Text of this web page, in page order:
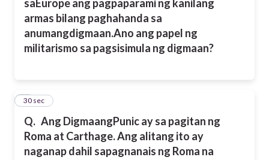
saEurope ang pagpaparami ng kanilang
armas bilang paghahanda sa
anumangdigmaan.Ano ang papel ng
militarismo sa pagsisimula ng digmaan?
Q. Ang DigmaangPunic ay sa pagitan ng
Roma at Carthage. Ang alitang ito ay
naganap dahil sapagnanais ng Roma na
8
30 sec